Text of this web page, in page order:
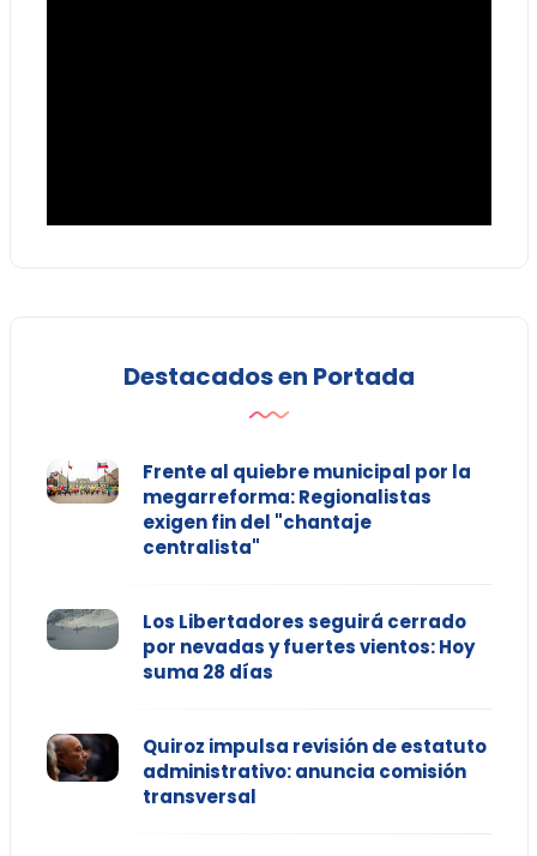
Destacados en Portada
Frente al quiebre municipal por la
megarreforma: Regionalistas
exigen fin del "chantaje
centralista"
Los Libertadores seguirá cerrado
por nevadas y fuertes vientos: Hoy
suma 28 días
Quiroz impulsa revisión de estatuto
administrativo: anuncia comisión
transversal